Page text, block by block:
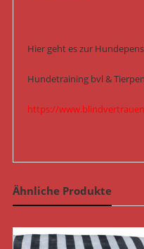
Hier geht es zur
Hundetraining bvl &
https://
Ähnliche Produkte